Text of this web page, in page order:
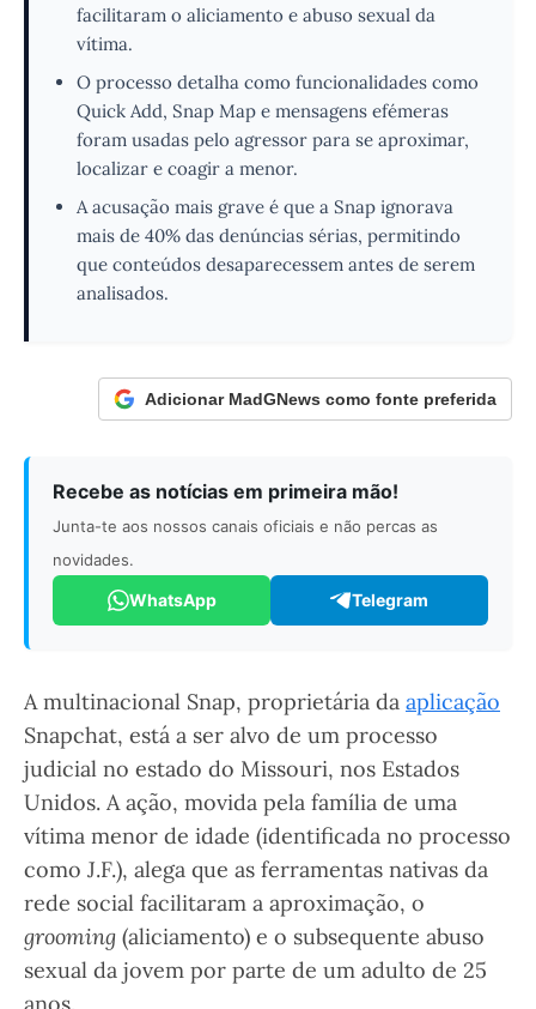
facilitaram o aliciamento e abuso sexual da
vítima.
O processo detalha como funcionalidades como
Quick Add, Snap Map e mensagens efémeras
foram usadas pelo agressor para se aproximar,
localizar e coagir a menor.
A acusação mais grave é que a Snap ignorava
mais de 40% das denúncias sérias, permitindo
que conteúdos desaparecessem antes de serem
analisados.
Adicionar MadGNews como fonte preferida
Recebe as notícias em primeira mão!
Junta-te aos nossos canais oficiais e não percas as
novidades.
WhatsApp Telegram
A multinacional Snap, proprietária da aplicação
Snapchat, está a ser alvo de um processo
judicial no estado do Missouri, nos Estados
Unidos. A ação, movida pela família de uma
vítima menor de idade (identificada no processo
como J.F.), alega que as ferramentas nativas da
rede social facilitaram a aproximação, o
grooming (aliciamento) e o subsequente abuso
sexual da jovem por parte de um adulto de 25